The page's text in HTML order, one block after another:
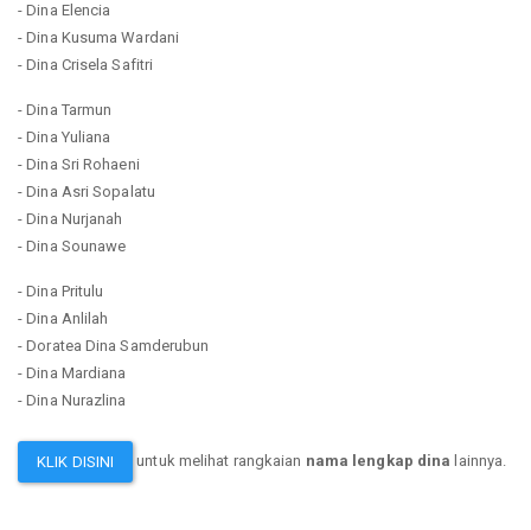
- Dina Elencia
- Dina Kusuma Wardani
- Dina Crisela Safitri
- Dina Tarmun
- Dina Yuliana
- Dina Sri Rohaeni
- Dina Asri Sopalatu
- Dina Nurjanah
- Dina Sounawe
- Dina Pritulu
- Dina Anlilah
- Doratea Dina Samderubun
- Dina Mardiana
- Dina Nurazlina
KLIK DISINI untuk melihat rangkaian nama lengkap dina lainnya.